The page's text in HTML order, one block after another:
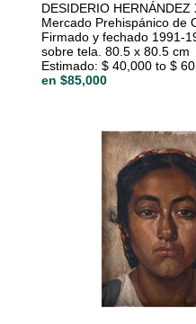
DESIDERIO HERNÁNDEZ
Mercado Prehispánico de
Firmado y fechado 1991-
sobre tela. 80.5 x 80.5 cm
Estimado: $ 40,000 to $
en $85,000